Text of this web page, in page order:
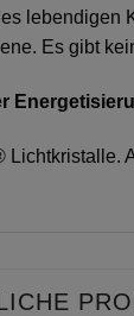
lebendigen
Es gibt
Lichtkristalle.